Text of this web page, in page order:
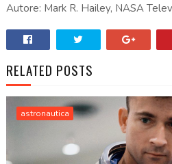
Autore: Mark R. Hailey, NASA
RELATED POSTS
astronautica